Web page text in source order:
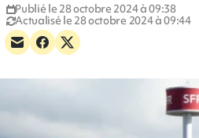
Publié le 28 octobre 2024 à 09:38
Actualisé le 28 octobre 2024 à 09:44